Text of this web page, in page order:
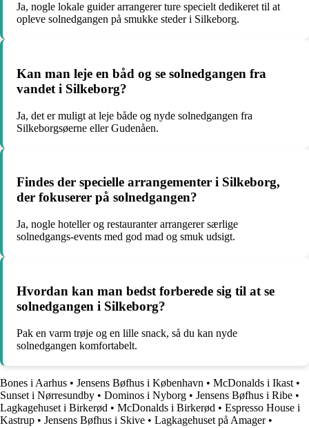
Ja, nogle lokale guider arrangerer ture specielt dedikeret til at
opleve solnedgangen på smukke steder i Silkeborg.
Kan man leje en båd og se solnedgangen fra
vandet i Silkeborg?
Ja, det er muligt at leje både og nyde solnedgangen fra
Silkeborgsøerne eller Gudenåen.
Findes der specielle arrangementer i Silkeborg,
der fokuserer på solnedgangen?
Ja, nogle hoteller og restauranter arrangerer særlige
solnedgangs-events med god mad og smuk udsigt.
Hvordan kan man bedst forberede sig til at se
solnedgangen i Silkeborg?
Pak en varm trøje og en lille snack, så du kan nyde
solnedgangen komfortabelt.
Bones i Aarhus • Jensens Bøfhus i København • McDonalds i Ikast •
Sunset i Nørresundby • Dominos i Nyborg • Jensens Bøfhus i Ribe •
Lagkagehuset i Birkerød • McDonalds i Birkerød • Espresso House i
Kastrup • Jensens Bøfhus i Skive • Lagkagehuset på Amager•